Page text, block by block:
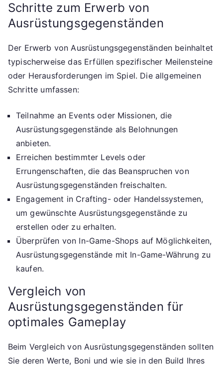
Schritte zum Erwerb von
Ausrüstungsgegenständen
Der Erwerb von Ausrüstungsgegenständen beinhaltet
typischerweise das Erfüllen spezifischer Meilensteine
oder Herausforderungen im Spiel. Die allgemeinen
Schritte umfassen:
Teilnahme an Events oder Missionen, die
Ausrüstungsgegenstände als Belohnungen
anbieten.
Erreichen bestimmter Levels oder
Errungenschaften, die das Beanspruchen von
Ausrüstungsgegenständen freischalten.
Engagement in Crafting- oder Handelssystemen,
um gewünschte Ausrüstungsgegenstände zu
erstellen oder zu erhalten.
Überprüfen von In-Game-Shops auf Möglichkeiten,
Ausrüstungsgegenstände mit In-Game-Währung zu
kaufen.
Vergleich von
Ausrüstungsgegenständen für
optimales Gameplay
Beim Vergleich von Ausrüstungsgegenständen sollten
Sie deren Werte, Boni und wie sie in den Build Ihres